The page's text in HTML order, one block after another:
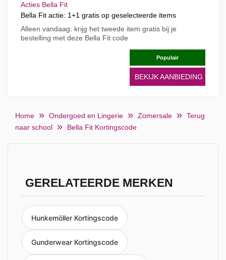
Acties Bella Fit
Bella Fit actie: 1+1 gratis op geselecteerde items
Alleen vandaag: krijg het tweede item gratis bij je
bestelling met deze Bella Fit code
Populair
BEKIJK AANBIEDING
Home Ondergoed en Lingerie Zomersale
Terug
naar school
Bella Fit Kortingscode
GERELATEERDE MERKEN
Hunkemöller Kortingscode
Gunderwear Kortingscode